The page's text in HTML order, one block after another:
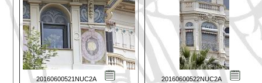
20160600521NUC2A 20160600522NUC2A